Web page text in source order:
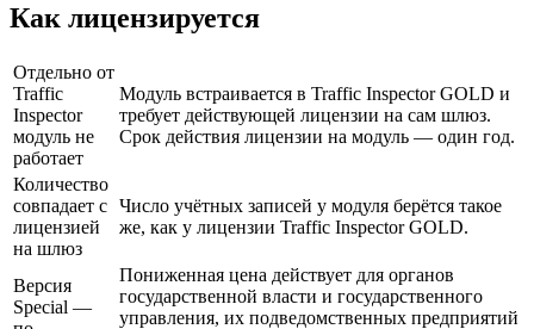
Как лицензируется
Отдельно от
Traffic
Inspector
модуль не
работает
Модуль встраивается в Traffic Inspector GOLD и
требует действующей лицензии на сам шлюз.
Срок действия лицензии на модуль — один год.
Количество
совпадает с
лицензией
на шлюз
Число учётных записей у модуля берётся такое
же, как у лицензии Traffic Inspector GOLD.
Версия
Special —
Пониженная цена действует для органов
государственной власти и государственного
управления, их подведомственных предприятий